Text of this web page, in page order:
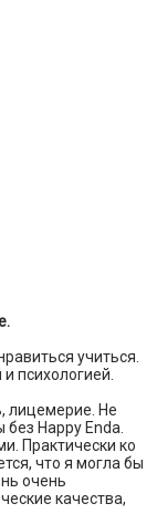
учиться.
психологией.
лицемерие. Не
Happy Endа.
Практически ко
что я могла бы
очень
качества,